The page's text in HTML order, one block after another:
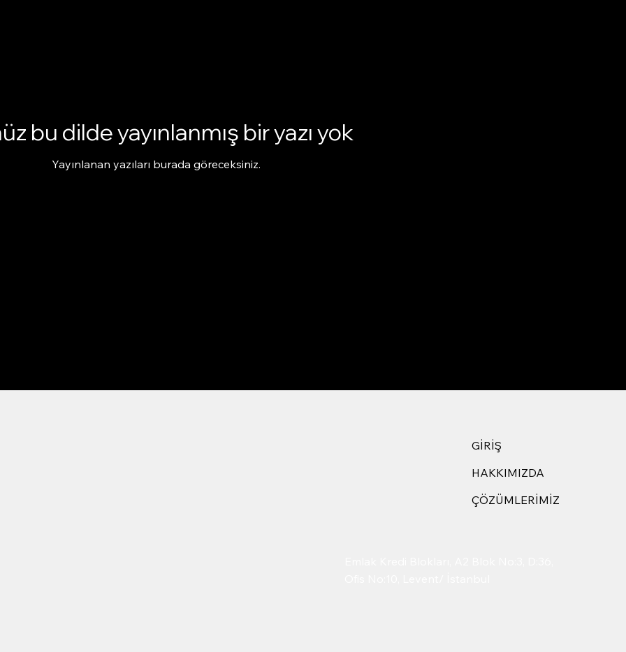
bu dilde yayınlanmış bir yazı yok
Yayınlanan yazıları burada göreceksiniz.
GİRİŞ
HAKKIMIZDA
ÇÖZÜMLERİMİZ